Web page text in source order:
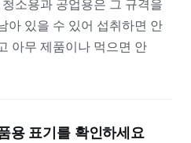
소용과 공업용은 그 규격을
아 있을 수 있어 섭취하면 안
아무 제품이나 먹으면 안
용 표기를 확인하세요